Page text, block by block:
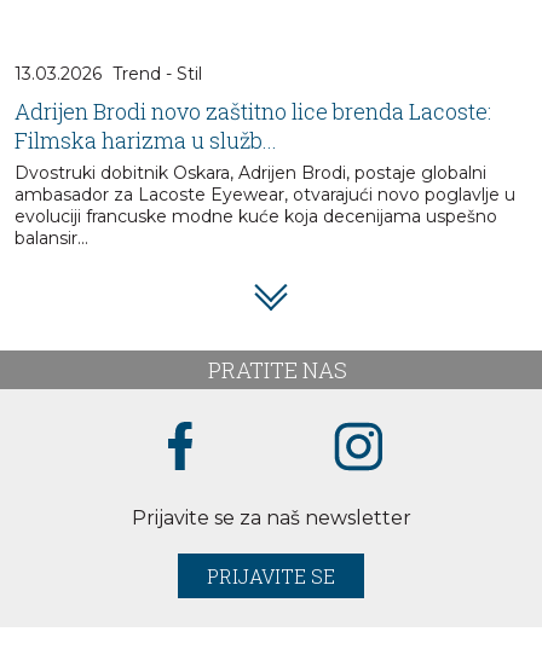
13.03.2026 Trend - Stil
Adrijen Brodi novo zaštitno lice brenda Lacoste:
Filmska harizma u služb...
Dvostruki dobitnik Oskara, Adrijen Brodi, postaje globalni
ambasador za Lacoste Eyewear, otvarajući novo poglavlje u
evoluciji francuske modne kuće koja decenijama uspešno
balansir...
PRATITE NAS
Prijavite se za naš newsletter
PRIJAVITE SE